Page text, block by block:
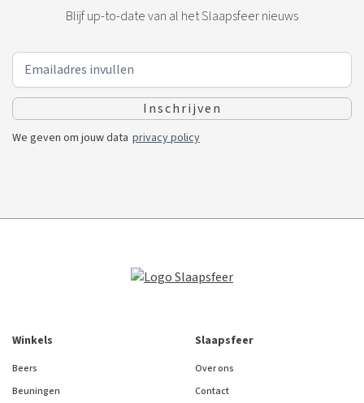
Blijf up-to-date van al het Slaapsfeer nieuws
We geven om jouw data privacy policy
Winkels
Beers
Beuningen
Slaapsfeer
Over ons
Contact